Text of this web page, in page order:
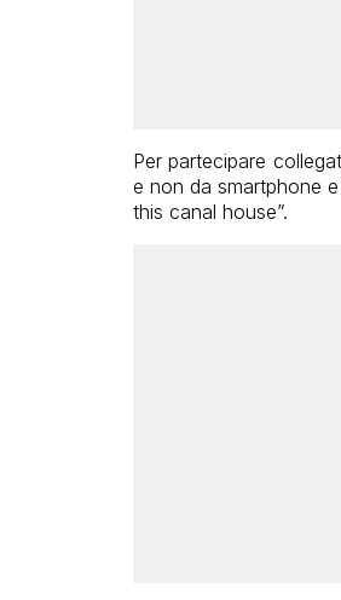
Per partecipare
e non da smartphone e
this canal house”.